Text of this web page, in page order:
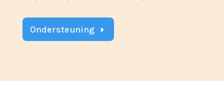
Ondersteuning